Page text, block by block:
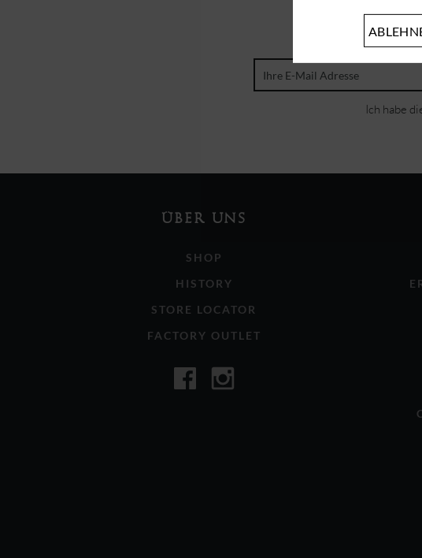
Ich habe
ÜBER UNS
SHOP
HISTORY
STORE LOCATOR
FACTORY OUTLET